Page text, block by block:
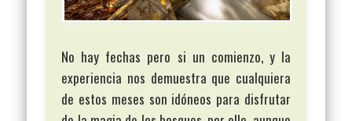
No hay fechas pero si un comienzo, y la
experiencia nos demuestra que cualquiera
de estos meses son idóneos para disfrutar